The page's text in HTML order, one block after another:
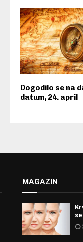
Dogodilo se na
datum, 24. april
MAGAZIN